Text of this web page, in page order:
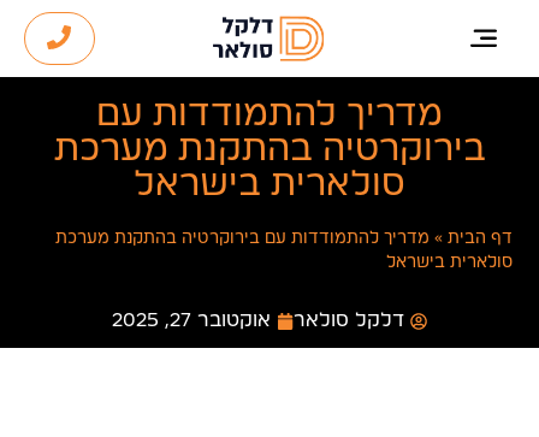
מדריך להתמודדות עם
בירוקרטיה בהתקנת מערכת
סולארית בישראל
דף הבית » מדריך להתמודדות עם בירוקרטיה בהתקנת מערכת
סולארית בישראל
דלקל סולאר אוקטובר 27, 2025